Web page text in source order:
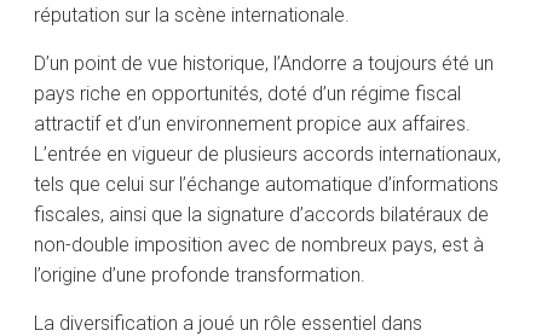
réputation sur la scène internationale.
D’un point de vue historique, l’Andorre a toujours été un
pays riche en opportunités, doté d’un régime fiscal
attractif et d’un environnement propice aux affaires.
L’entrée en vigueur de plusieurs accords internationaux,
tels que celui sur l’échange automatique d’informations
fiscales, ainsi que la signature d’accords bilatéraux de
non-double imposition avec de nombreux pays, est à
l’origine d’une profonde transformation.
La diversification a joué un rôle essentiel dans